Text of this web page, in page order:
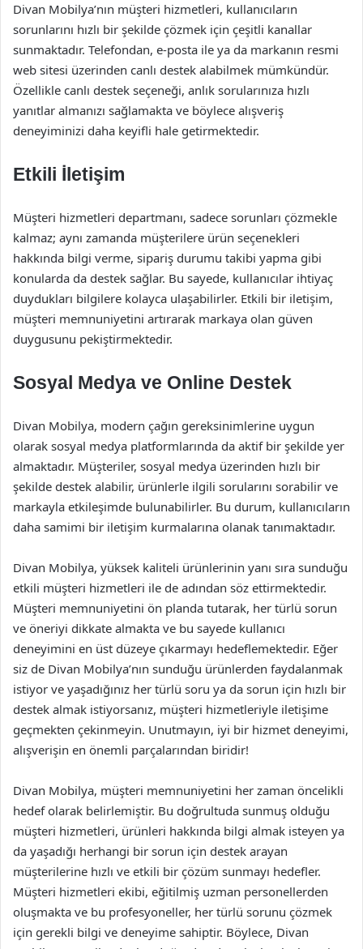
Divan Mobilya’nın müşteri hizmetleri, kullanıcıların
sorunlarını hızlı bir şekilde çözmek için çeşitli kanallar
sunmaktadır. Telefondan, e-posta ile ya da markanın resmi
web sitesi üzerinden canlı destek alabilmek mümkündür.
Özellikle canlı destek seçeneği, anlık sorularınıza hızlı
yanıtlar almanızı sağlamakta ve böylece alışveriş
deneyiminizi daha keyifli hale getirmektedir.
Etkili İletişim
Müşteri hizmetleri departmanı, sadece sorunları çözmekle
kalmaz; aynı zamanda müşterilere ürün seçenekleri
hakkında bilgi verme, sipariş durumu takibi yapma gibi
konularda da destek sağlar. Bu sayede, kullanıcılar ihtiyaç
duydukları bilgilere kolayca ulaşabilirler. Etkili bir iletişim,
müşteri memnuniyetini artırarak markaya olan güven
duygusunu pekiştirmektedir.
Sosyal Medya ve Online Destek
Divan Mobilya, modern çağın gereksinimlerine uygun
olarak sosyal medya platformlarında da aktif bir şekilde yer
almaktadır. Müşteriler, sosyal medya üzerinden hızlı bir
şekilde destek alabilir, ürünlerle ilgili sorularını sorabilir ve
markayla etkileşimde bulunabilirler. Bu durum, kullanıcıların
daha samimi bir iletişim kurmalarına olanak tanımaktadır.
Divan Mobilya, yüksek kaliteli ürünlerinin yanı sıra sunduğu
etkili müşteri hizmetleri ile de adından söz ettirmektedir.
Müşteri memnuniyetini ön planda tutarak, her türlü sorun
ve öneriyi dikkate almakta ve bu sayede kullanıcı
deneyimini en üst düzeye çıkarmayı hedeflemektedir. Eğer
siz de Divan Mobilya’nın sunduğu ürünlerden faydalanmak
istiyor ve yaşadığınız her türlü soru ya da sorun için hızlı bir
destek almak istiyorsanız, müşteri hizmetleriyle iletişime
geçmekten çekinmeyin. Unutmayın, iyi bir hizmet deneyimi,
alışverişin en önemli parçalarından biridir!
Divan Mobilya, müşteri memnuniyetini her zaman öncelikli
hedef olarak belirlemiştir. Bu doğrultuda sunmuş olduğu
müşteri hizmetleri, ürünleri hakkında bilgi almak isteyen ya
da yaşadığı herhangi bir sorun için destek arayan
müşterilerine hızlı ve etkili bir çözüm sunmayı hedefler.
Müşteri hizmetleri ekibi, eğitilmiş uzman personellerden
oluşmakta ve bu profesyoneller, her türlü sorunu çözmek
için gerekli bilgi ve deneyime sahiptir. Böylece, Divan